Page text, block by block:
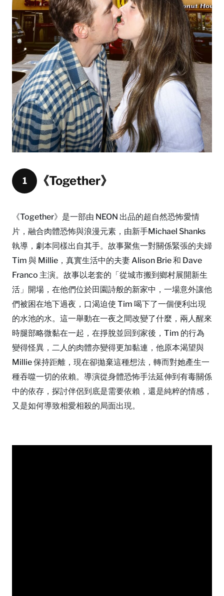
1 《Together》
《Together》是一部由 NEON 出品的超自然恐怖愛情
片，融合肉體恐怖與浪漫元素，由新手Michael Shanks
執導，劇本同樣出自其手。故事聚焦一對關係緊張的夫婦
Tim 與 Millie，真實生活中的夫妻 Alison Brie 和 Dave
Franco 主演。故事以老套的「從城市搬到鄉村展開新生
活」開場，在他們位於田園詩般的新家中，一場意外讓他
們被困在地下過夜，口渴迫使 Tim 喝下了一個便利出現
的水池的水。這一舉動在一夜之間改變了什麼，兩人醒來
時腿部略微黏在一起，在掙脫並回到家後，Tim 的行為
變得怪異，二人的肉體亦變得更加黏連，他原本渴望與
Millie 保持距離，現在卻拋棄這種想法，轉而對她產生一
種吞噬一切的依賴。導演從身體恐怖手法延伸到有毒關係
中的依存，探討伴侶到底是需要依賴，還是純粹的情感，
又是如何導致相愛相殺的局面出現。